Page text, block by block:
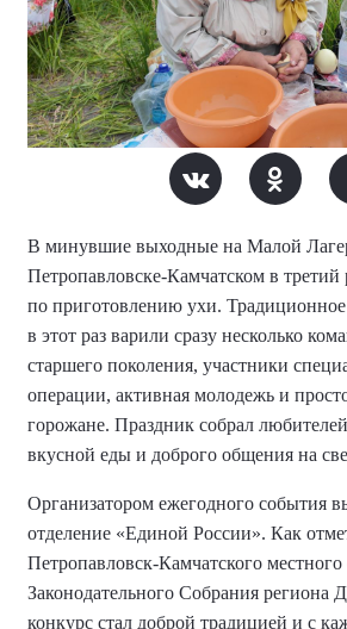
В минувшие выходные на Малой
Петропавловске-Камчатском в третий
по приготовлению ухи.
в этот раз варили сразу несколько
старшего поколения, участники
операции, активная молодежь и
горожане. Праздник собрал
вкусной еды и доброго общения на
Организатором ежегодного события
отделение «Единой России». Как
Петропавловск-Камчатского местного
Законодательного Собрания региона
конкурс стал доброй традицией и с